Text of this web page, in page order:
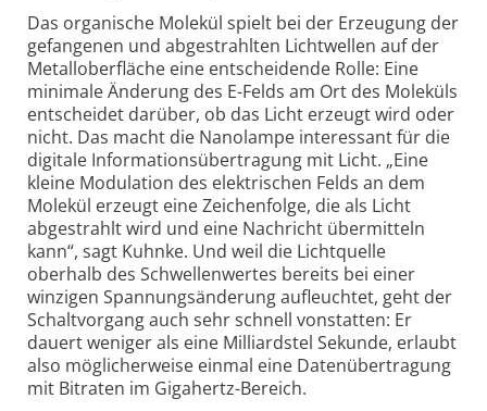
Das organische Molekül spielt bei der Erzeugung der
gefangenen und abgestrahlten Lichtwellen auf der
Metalloberfläche eine entscheidende Rolle: Eine
minimale Änderung des E-Felds am Ort des Moleküls
entscheidet darüber, ob das Licht erzeugt wird oder
nicht. Das macht die Nanolampe interessant für die
digitale Informationsübertragung mit Licht. „Eine
kleine Modulation des elektrischen Felds an dem
Molekül erzeugt eine Zeichenfolge, die als Licht
abgestrahlt wird und eine Nachricht übermitteln
kann“, sagt Kuhnke. Und weil die Lichtquelle
oberhalb des Schwellenwertes bereits bei einer
winzigen Spannungsänderung aufleuchtet, geht der
Schaltvorgang auch sehr schnell vonstatten: Er
dauert weniger als eine Milliardstel Sekunde, erlaubt
also möglicherweise einmal eine Datenübertragung
mit Bitraten im Gigahertz-Bereich.